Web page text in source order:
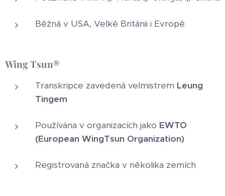
Běžná v USA, Velké Británii i Evropě
Wing Tsun®
Transkripce zavedená velmistrem Leung
Tingem
Používána v organizacích jako EWTO
(European WingTsun Organization)
Registrovaná značka v několika zemích